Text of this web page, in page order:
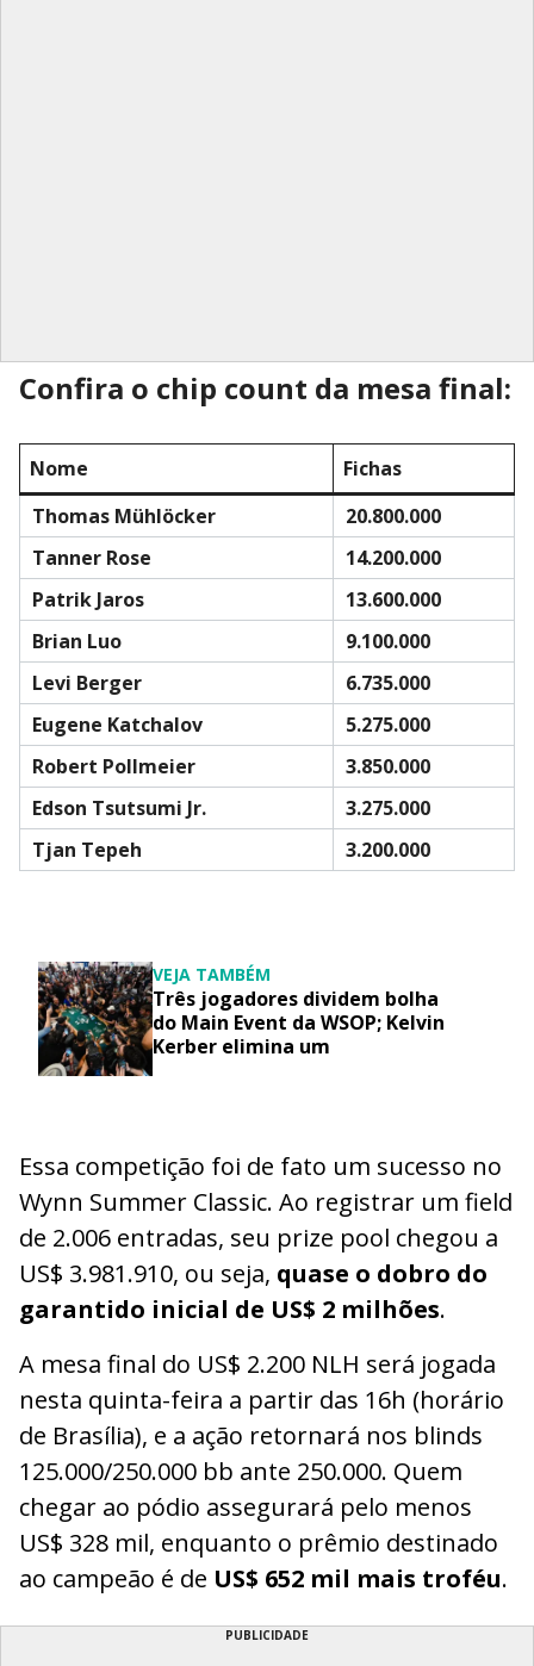
Confira o chip count da mesa final:
Nome
Fichas
Thomas Mühlöcker
20.800.000
Tanner Rose
14.200.000
Patrik Jaros
13.600.000
Brian Luo
9.100.000
Levi Berger
6.735.000
Eugene Katchalov
5.275.000
Robert Pollmeier
3.850.000
Edson Tsutsumi Jr.
3.275.000
Tjan Tepeh
3.200.000
VEJA TAMBÉM
Três jogadores dividem bolha
do Main Event da WSOP; Kelvin
Kerber elimina um
Essa competição foi de fato um sucesso no
Wynn Summer Classic. Ao registrar um field
de 2.006 entradas, seu prize pool chegou a
US$ 3.981.910, ou seja, quase o dobro do
garantido inicial de US$ 2 milhões.
A mesa final do US$ 2.200 NLH será jogada
nesta quinta-feira a partir das 16h (horário
de Brasília), e a ação retornará nos blinds
125.000/250.000 bb ante 250.000. Quem
chegar ao pódio assegurará pelo menos
US$ 328 mil, enquanto o prêmio destinado
ao campeão é de US$ 652 mil mais troféu.
PUBLICIDADE